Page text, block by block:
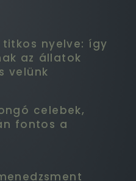
titkos nyelve: így
az állatok
velünk
celebek,
fontos a